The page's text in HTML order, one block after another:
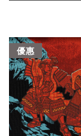
優惠